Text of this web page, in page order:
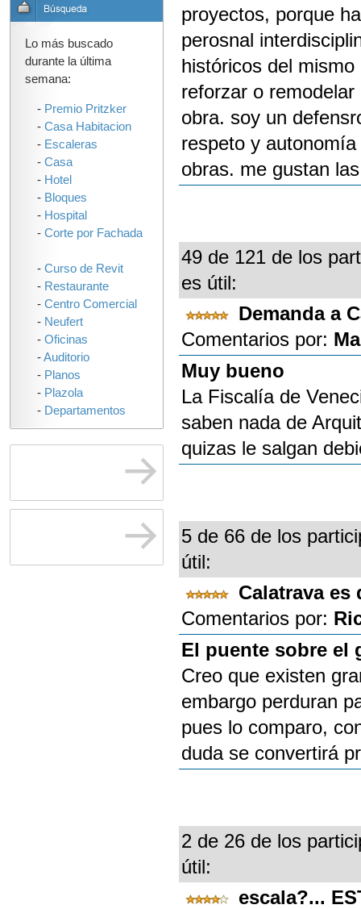
proyectos, porque
perosnal
históricos del
reforzar o
obra. soy un
respeto y
obras. me gustan
49 de 121 de los
es útil:
Demanda a
Comentarios por:
Muy bueno
La Fiscalía de
saben nada de
quizas le salgan
5 de 66 de los
útil:
Calatrava
Comentarios por:
El puente sobre el
Creo que existen
embargo perduran
pues lo comparo,
duda se convertirá
2 de 26 de los
útil:
escala?...
Lo más buscado
durante la última
semana:
- Premio Pritzker
- Casa Habitacion
- Escaleras
- Casa
- Hotel
- Bloques
- Hospital
- Corte por Fachada
- Curso de Revit
- Restaurante
- Centro Comercial
- Neufert
- Oficinas
-Auditorio
- Planos
- Plazola
- Departamentos